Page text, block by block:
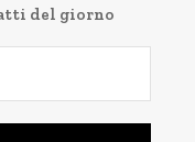
del giorno